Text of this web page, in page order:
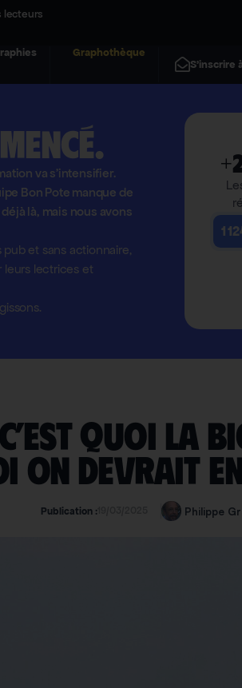
lecteurs
Graphothèque
S'inscrire
va s'intensifier.
Bon Pote manque de
là, mais nous avons
et sans actionnaire,
leurs lectrices et
1
quoi la
on devrait
Publication : Philippe